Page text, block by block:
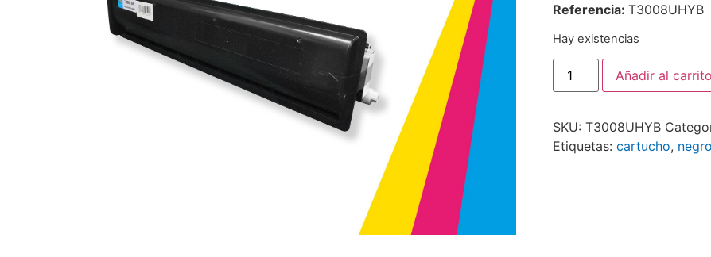
Referencia: T3008UHYB
Hay existencias
Añadir al carrito
SKU: T3008UHYB
Etiquetas: cartucho, negro